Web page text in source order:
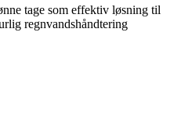
tage som effektiv løsning til
regnvandshåndtering